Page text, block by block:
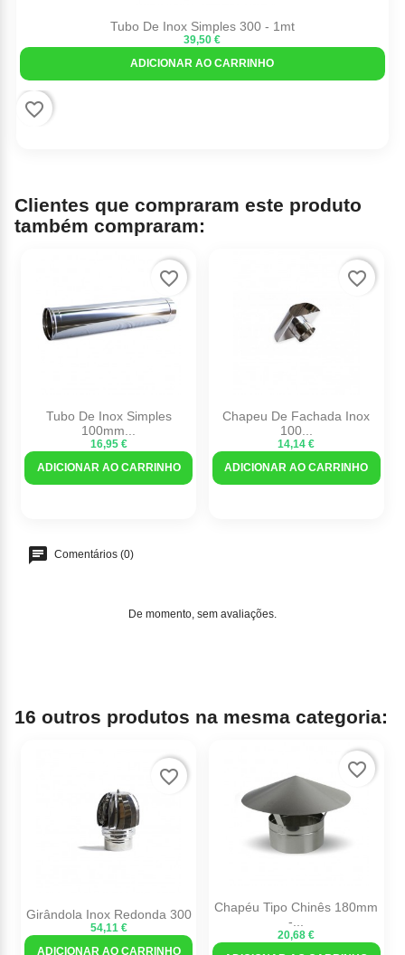
Tubo De Inox Simples 300 - 1mt
39,50 €
ADICIONAR AO CARRINHO
favorite_border
Clientes que compraram este produto
também compraram:
Tubo De Inox Simples
100mm...
16,95 €
ADICIONAR AO CARRINHO
favorite_border
Chapeu De Fachada Inox
100...
14,14 €
ADICIONAR AO CARRINHO
favorite_border
Comentários (0)
De momento, sem avaliações.
16 outros produtos na mesma categoria:
Girândola Inox Redonda 300
54,11 €
ADICIONAR AO CARRINHO
favorite_border
Chapéu Tipo Chinês 180mm
-...
20,68 €
favorite_border